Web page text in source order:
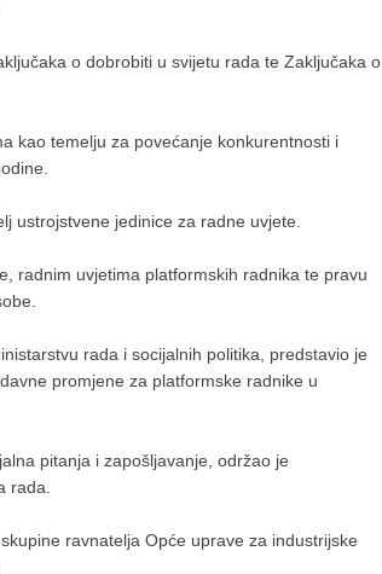
o dobrobiti u svijetu rada te Zaključaka o
kao temelju za povećanje konkurentnosti i
ustrojstvene jedinice za radne uvjete.
radnim uvjetima platformskih radnika te pravu
rada i socijalnih politika, predstavio je
promjene za platformske radnike u
pitanja i zapošljavanje, održao je
rada.
ravnatelja Opće uprave za industrijske